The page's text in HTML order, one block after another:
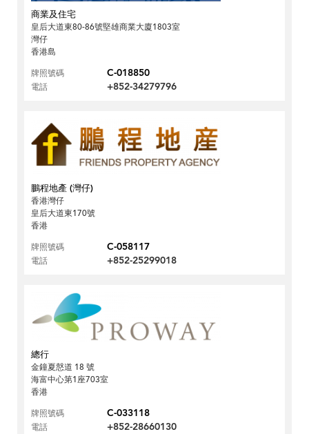
商業及住宅
皇后大道東80-86號堅雄商業大廈1803室
灣仔
香港島
牌照號碼
C-018850
電話 +852-34279796
鵬程地產 (灣仔)
香港灣仔
皇后大道東170號
香港
牌照號碼
C-058117
電話 +852-25299018
總行
金鐘夏慤道 18 號
海富中心第1座703室
香港
牌照號碼
C-033118
電話 +852-28660130